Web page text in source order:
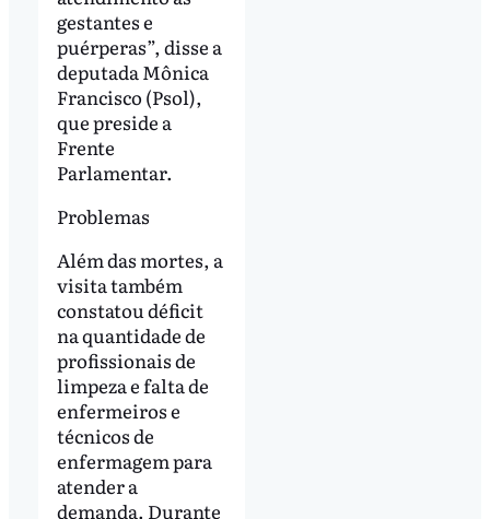
gestantes e
puérperas”, disse a
deputada Mônica
Francisco (Psol),
que preside a
Frente
Parlamentar.
Problemas
Além das mortes, a
visita também
constatou déficit
na quantidade de
profissionais de
limpeza e falta de
enfermeiros e
técnicos de
enfermagem para
atender a
demanda. Durante